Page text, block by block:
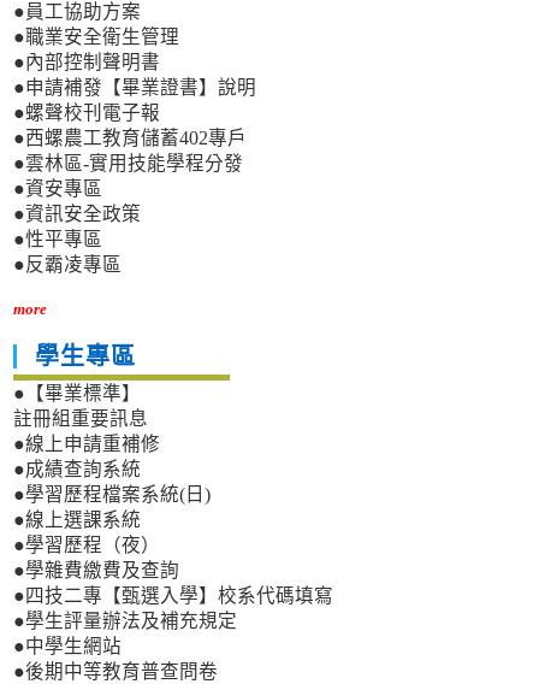
●員工協助方案
●職業安全衛生管理
●內部控制聲明書
●申請補發【畢業證書】說明
●螺聲校刊電子報
●西螺農工教育儲蓄402專戶
●雲林區-實用技能學程分發
●資安專區
●資訊安全政策
●性平專區
●反霸凌專區
more
學生專區
●【畢業標準】
註冊組重要訊息
●線上申請重補修
●成績查詢系統
●學習歷程檔案系統(日)
●線上選課系統
●學習歷程（夜）
●學雜費繳費及查詢
●四技二專【甄選入學】校系代碼填寫
●學生評量辦法及補充規定
●中學生網站
●後期中等教育普查問卷